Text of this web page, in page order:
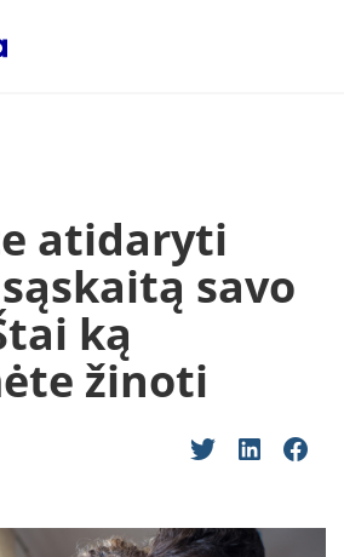
atidaryti
savo
ką
žinoti